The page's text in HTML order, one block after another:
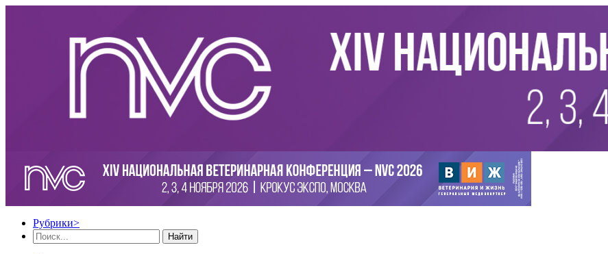
Рубрики>
Найти